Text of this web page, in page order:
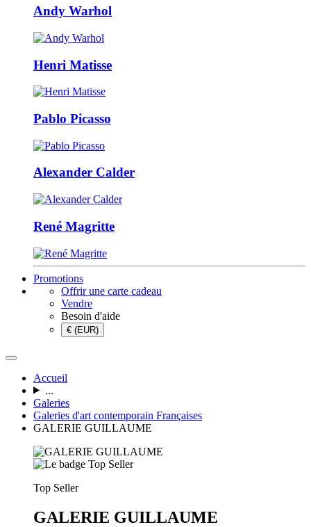
Andy Warhol
Henri Matisse
Pablo Picasso
Alexander Calder
René Magritte
Promotions
Offrir une carte cadeau
Vendre
Besoin d'aide
€ (EUR)
Accueil
...
Galeries
Galeries d'art contemporain Françaises
GALERIE GUILLAUME
Top Seller
GALERIE GUILLAUME